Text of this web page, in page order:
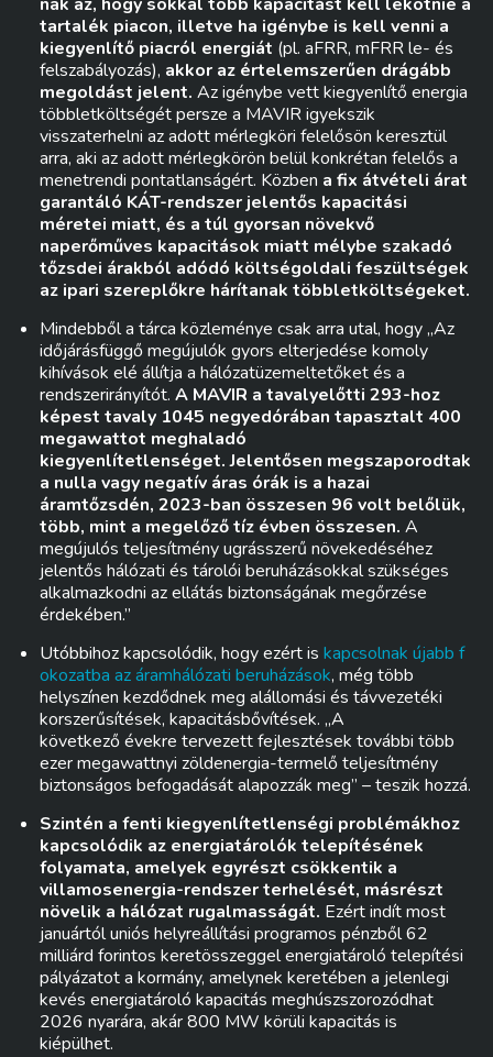
tartalék piacon, illetve ha igénybe is kell venni a
kiegyenlítő piacról energiát (pl. aFRR, mFRR le- és
felszabályozás), akkor az értelemszerűen drágább
megoldást jelent. Az igénybe vett kiegyenlítő energia
többletköltségét persze a MAVIR igyekszik
visszaterhelni az adott mérlegköri felelősön keresztül
arra, aki az adott mérlegkörön belül konkrétan felelős a
menetrendi pontatlanságért. Közben a fix átvételi árat
garantáló KÁT-rendszer jelentős kapacitási
méretei miatt, és a túl gyorsan növekvő
naperőműves kapacitások miatt mélybe szakadó
tőzsdei árakból adódó költségoldali feszültségek
az ipari szereplőkre hárítanak többletköltségeket.
Mindebből a tárca közleménye csak arra utal, hogy „Az
időjárásfüggő megújulók gyors elterjedése komoly
kihívások elé állítja a hálózatüzemeltetőket és a
rendszerirányítót. A MAVIR a tavalyelőtti 293-hoz
képest tavaly 1045 negyedórában tapasztalt 400
megawattot meghaladó
kiegyenlítetlenséget. Jelentősen megszaporodtak
a nulla vagy negatív áras órák is a hazai
áramtőzsdén, 2023-ban összesen 96 volt belőlük,
több, mint a megelőző tíz évben összesen. A
megújulós teljesítmény ugrásszerű növekedéséhez
jelentős hálózati és tárolói beruházásokkal szükséges
alkalmazkodni az ellátás biztonságának megőrzése
érdekében.”
Utóbbihoz kapcsolódik, hogy ezért is kapcsolnak újabb f
okozatba az áramhálózati beruházások, még több
helyszínen kezdődnek meg alállomási és távvezetéki
korszerűsítések, kapacitásbővítések. „A
következő évekre tervezett fejlesztések további több
ezer megawattnyi zöldenergia-termelő teljesítmény
biztonságos befogadását alapozzák meg” – teszik hozzá.
Szintén a fenti kiegyenlítetlenségi problémákhoz
kapcsolódik az energiatárolók telepítésének
folyamata, amelyek egyrészt csökkentik a
villamosenergia-rendszer terhelését, másrészt
növelik a hálózat rugalmasságát. Ezért indít most
januártól uniós helyreállítási programos pénzből 62
milliárd forintos keretösszeggel energiatároló telepítési
pályázatot a kormány, amelynek keretében a jelenlegi
kevés energiatároló kapacitás meghúszszorozódhat
2026 nyarára, akár 800 MW körüli kapacitás is
kiépülhet.